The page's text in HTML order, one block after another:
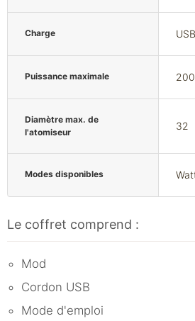
Charge
Puissance maximale 200
Diamètre max. de
l'atomiseur
32
Modes disponibles
Le coffret comprend :
Mod
Cordon USB
Mode d'emploi